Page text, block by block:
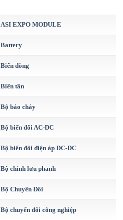
ASI EXPO MODULE
Battery
Biến dòng
Biến tần
Bộ báo cháy
Bộ biến đổi AC-DC
Bộ biến đổi điện áp DC-DC
Bộ chỉnh lưu phanh
Bộ Chuyển Đổi
Bộ chuyển đổi công nghiệp